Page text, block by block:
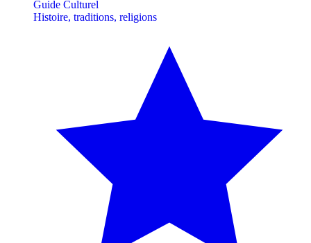
Guide Culturel
Histoire, traditions, religions